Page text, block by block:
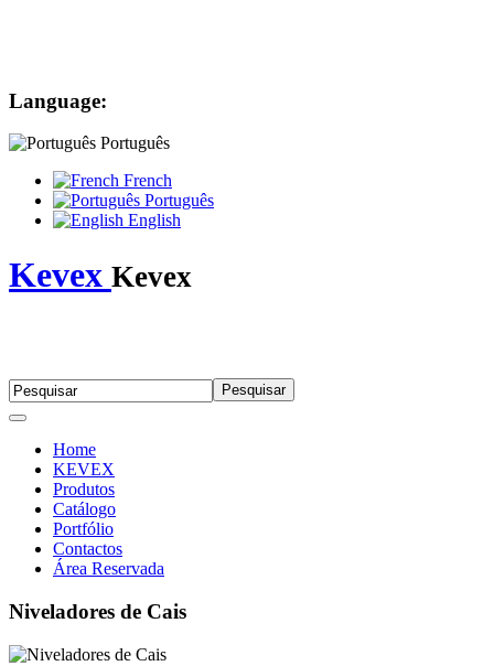
Language:
Português
French
Português
English
Kevex Kevex
Home
KEVEX
Produtos
Catálogo
Portfólio
Contactos
Área Reservada
Niveladores de Cais